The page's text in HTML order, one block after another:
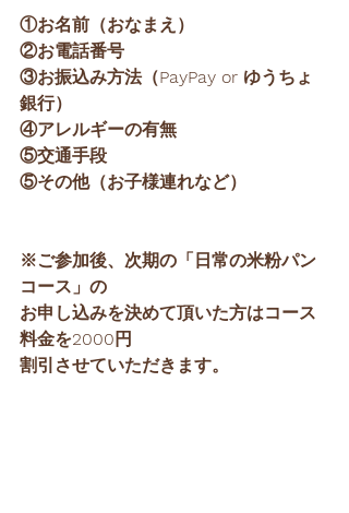
①お名前（おなまえ）
②お電話番号
③お振込み方法（PayPay or ゆうちょ
銀行）
④アレルギーの有無
⑤交通手段
⑤その他（お子様連れなど）
※ご参加後、次期の「日常の米粉パン
コース」の
お申し込みを決めて頂いた方はコース
料金を2000円
割引させていただきます。